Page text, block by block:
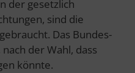
der gesetzlich
sind die
Das Bundes-
der Wahl, dass
könnte.